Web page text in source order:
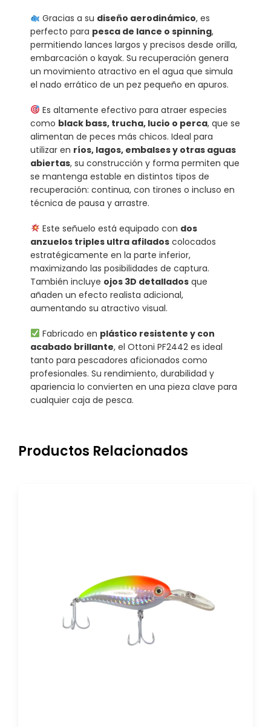
Gracias a su diseño aerodinámico, es
perfecto para pesca de lance o spinning,
permitiendo lances largos y precisos desde orilla,
embarcación o kayak. Su recuperación genera
un movimiento atractivo en el agua que simula
el nado errático de un pez pequeño en apuros.
Es altamente efectivo para atraer especies
como black bass, trucha, lucio o perca, que se
alimentan de peces más chicos. Ideal para
utilizar en ríos, lagos, embalses y otras aguas
abiertas, su construcción y forma permiten que
se mantenga estable en distintos tipos de
recuperación: continua, con tirones o incluso en
técnica de pausa y arrastre.
Este señuelo está equipado con dos
anzuelos triples ultra afilados colocados
estratégicamente en la parte inferior,
maximizando las posibilidades de captura.
También incluye ojos 3D detallados que
añaden un efecto realista adicional,
aumentando su atractivo visual.
Fabricado en plástico resistente y con
acabado brillante, el Ottoni PF2442 es ideal
tanto para pescadores aficionados como
profesionales. Su rendimiento, durabilidad y
apariencia lo convierten en una pieza clave para
cualquier caja de pesca.
Productos Relacionados